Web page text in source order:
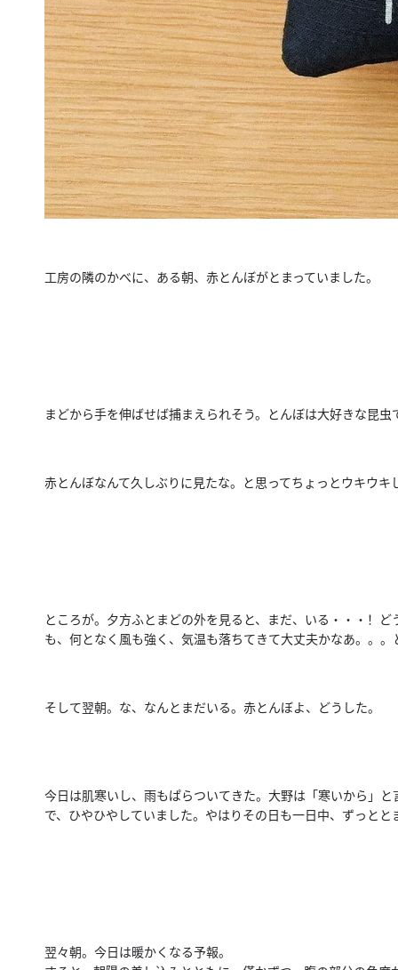
工房の隣のかべに、ある朝、赤とんぼがとまっていました。
まどから手を伸ばせば捕まえられそう。 とんぼは大好きな昆
赤とんぼなんて久しぶりに見たな。 と思ってちょっとウキウキ
ところが。夕方ふとまどの外を見ると、まだ、いる・・・！
ど
も、何となく風も強く、 気温も落ちてきて大丈夫かなあ。。。
そして翌朝。な、なんとまだいる。赤とんぼよ、どうした。
今日は肌寒いし、雨もぱらついてきた。大野は「寒いから」
と
で、ひやひやしていました。 やはりその日も一日中、ずっとと
翌々朝。今日は暖かくなる予報。